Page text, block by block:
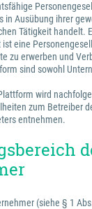
in Ausübung ihrer
Tätigkeit handelt.
eine
zu erwerben und
sind sowohl
wird
zum Betreiber
entnehmen.
(siehe § 1